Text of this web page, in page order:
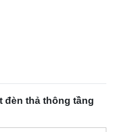
đèn thả thông tầng